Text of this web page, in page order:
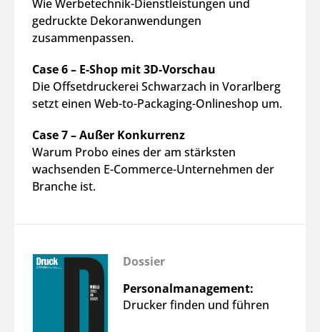
Wie Werbetechnik-Dienstleistungen und
gedruckte Dekoranwendungen
zusammenpassen.
Case 6 – E-Shop mit 3D-Vorschau
Die Offsetdruckerei Schwarzach in Vorarlberg
setzt einen Web-to-Packaging-Onlineshop um.
Case 7 – Außer Konkurrenz
Warum Probo eines der am stärksten
wachsenden E-Commerce-Unternehmen der
Branche ist.
Dossier
Personalmanagement:
Drucker finden und führen